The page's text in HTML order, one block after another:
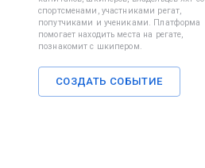
спортсменами, участниками регат,
попутчиками и учениками. Платформа
помогает находить места на регате,
познакомит с шкипером.
СОЗДАТЬ СОБЫТИЕ